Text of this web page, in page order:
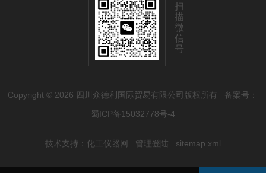
扫
描
微
信
号
Copyright © 2026 四川众德利国际贸易有限公司版权所有 备案号：
蜀ICP备15032778号-4
技术支持： 化工仪器网 管理登陆 sitemap.xml